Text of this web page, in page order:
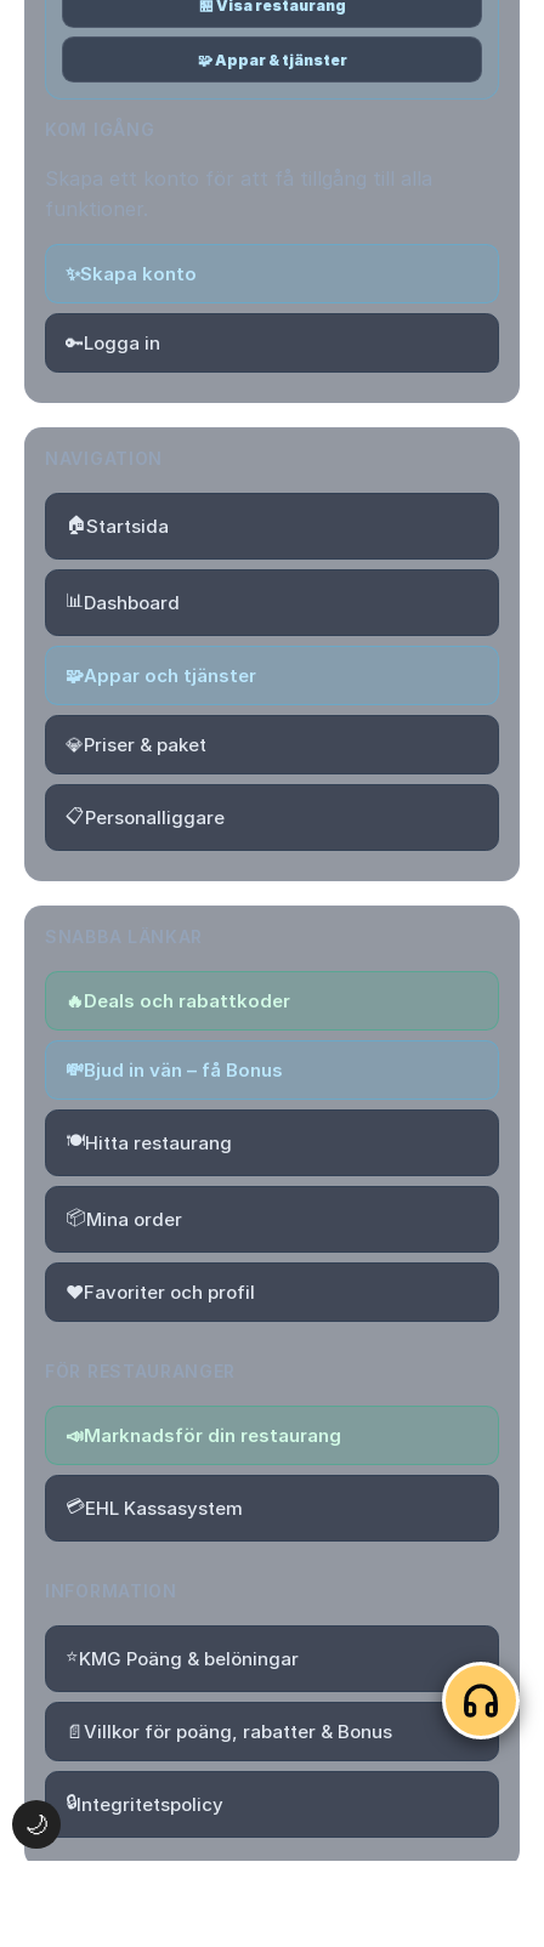
🌙
🏪 Visa restaurang
🧩 Appar & tjänster
✨Skapa konto
🔑Logga in
🏠Startsida
📊Dashboard
🧩Appar och tjänster
💎Priser & paket
📋Personalliggare
🔥Deals och rabattkoder
💸Bjud in vän – få Bonus
🍽️Hitta restaurang
📦Mina order
❤️Favoriter och profil
📣Marknadsför din restaurang
💳EHL Kassasystem
⭐KMG Poäng & belöningar
📄Villkor för poäng, rabatter & Bonus
🔒Integritetspolicy